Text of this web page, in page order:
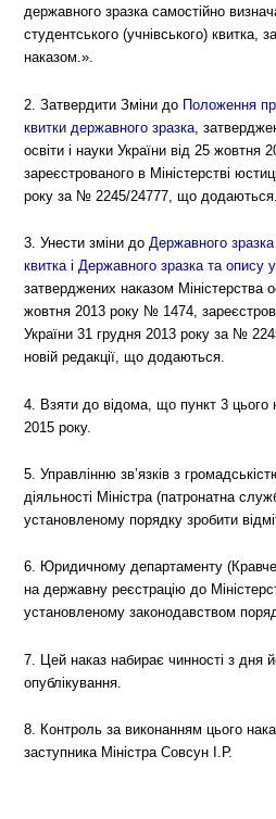
державного зразка самостійно
студентського (учнівського) квитка,
наказом.».
2. Затвердити Зміни до Положення
квитки державного зразка ,
освіти і науки України від 25 жовтня
зареєстрованого в Міністерстві
року за № 2245/24777, що додаються.
3. Унести зміни доДержавного
квиткаіДержавного зразка та опису
затверджених наказом Міністерства
жовтня 2013 року № 1474,
України 31 грудня 2013 року за №
новій редакції, що додаються.
4. Взяти до відома, що пункт 3 цього
2015 року.
5. Управлінню зв’язків з
діяльності Міністра (патронатна
установленому порядку зробити
6. Юридичному департаменту
на державну реєстрацію до
установленому законодавством
7. Цей наказ набирає чинності з дня
опублікування.
8. Контроль за виконанням цього
заступника Міністра Совсун І.Р.